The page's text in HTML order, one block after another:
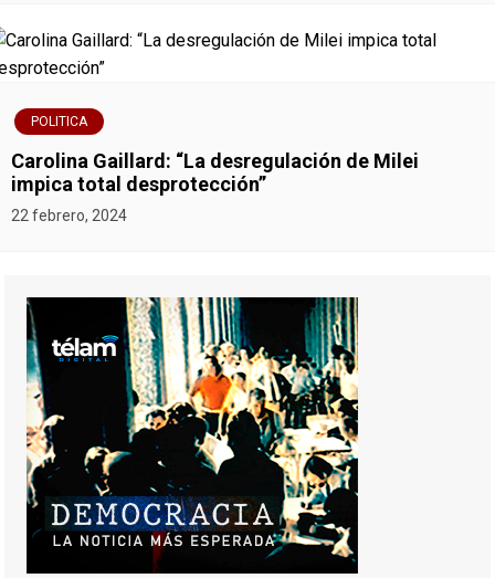
POLITICA
Carolina Gaillard: “La desregulación de Milei
impica total desprotección”
22 febrero, 2024